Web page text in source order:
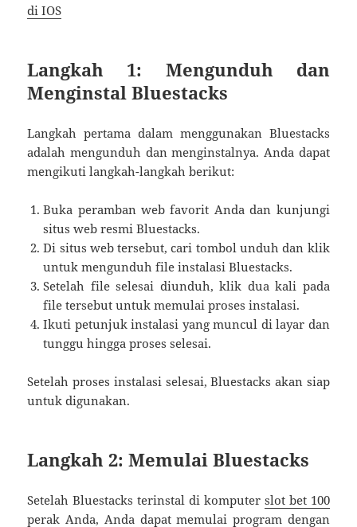
di IOS
Langkah 1: Mengunduh dan
Menginstal Bluestacks
Langkah pertama dalam menggunakan Bluestacks
adalah mengunduh dan menginstalnya. Anda dapat
mengikuti langkah-langkah berikut:
Buka peramban web favorit Anda dan kunjungi
situs web resmi Bluestacks.
Di situs web tersebut, cari tombol unduh dan klik
untuk mengunduh file instalasi Bluestacks.
Setelah file selesai diunduh, klik dua kali pada
file tersebut untuk memulai proses instalasi.
Ikuti petunjuk instalasi yang muncul di layar dan
tunggu hingga proses selesai.
Setelah proses instalasi selesai, Bluestacks akan siap
untuk digunakan.
Langkah 2: Memulai Bluestacks
Setelah Bluestacks terinstal di komputer slot bet 100
perak Anda, Anda dapat memulai program dengan